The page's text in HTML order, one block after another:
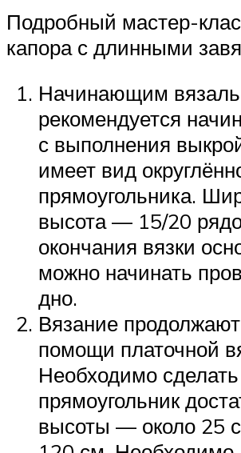
Подробный мастер-
капора с длинными
Начинающим
рекомендуется
с выполнения
имеет вид
прямоугольника.
высота — 15/20
окончания вязки
можно начинать
дно.
Вязание
помощи платочной
Необходимо сделать
прямоугольник
высоты — около 25